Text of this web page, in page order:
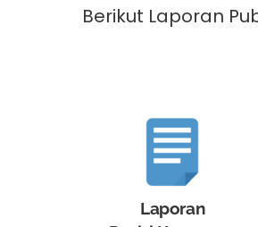
Berikut Laporan
Laporan